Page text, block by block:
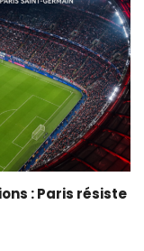
: Paris résiste